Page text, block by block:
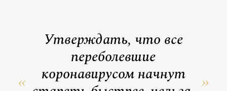
Утверждать, что все
переболевшие
коронавирусом начнут